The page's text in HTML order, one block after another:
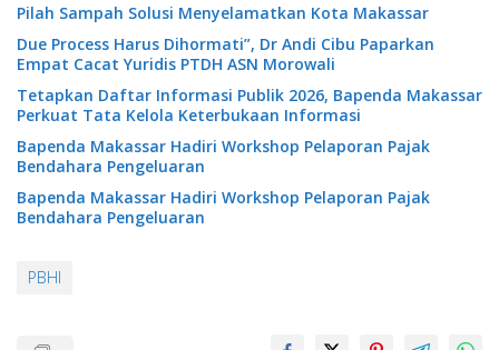
Pilah Sampah Solusi Menyelamatkan Kota Makassar
Due Process Harus Dihormati”, Dr Andi Cibu Paparkan
Empat Cacat Yuridis PTDH ASN Morowali
Tetapkan Daftar Informasi Publik 2026, Bapenda Makassar
Perkuat Tata Kelola Keterbukaan Informasi
Bapenda Makassar Hadiri Workshop Pelaporan Pajak
Bendahara Pengeluaran
Bapenda Makassar Hadiri Workshop Pelaporan Pajak
Bendahara Pengeluaran
PBHI